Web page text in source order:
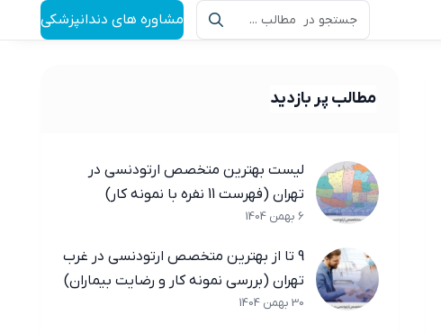
مشاوره های دندانپزشکی
مطالب پر بازدید
لیست بهترین متخصص ارتودنسی در
تهران (فهرست 11 نفره با نمونه کار)
6 بهمن 1404
9 تا از بهترین متخصص ارتودنسی در غرب
تهران (بررسی نمونه کار و رضایت بیماران)
30 بهمن 1404